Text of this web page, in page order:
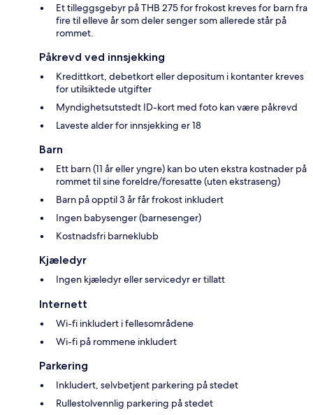
Et tilleggsgebyr på THB 275 for frokost kreves for barn fra
fire til elleve år som deler senger som allerede står på
rommet.
Påkrevd ved innsjekking
Kredittkort, debetkort eller depositum i kontanter kreves
for utilsiktede utgifter
Myndighetsutstedt ID-kort med foto kan være påkrevd
Laveste alder for innsjekking er 18
Barn
Ett barn (11 år eller yngre) kan bo uten ekstra kostnader på
rommet til sine foreldre/foresatte (uten ekstraseng)
Barn på opptil 3 år får frokost inkludert
Ingen babysenger (barnesenger)
Kostnadsfri barneklubb
Kjæledyr
Ingen kjæledyr eller servicedyr er tillatt
Internett
Wi-fi inkludert i fellesområdene
Wi-fi på rommene inkludert
Parkering
Inkludert, selvbetjent parkering på stedet
Rullestolvennlig parkering på stedet